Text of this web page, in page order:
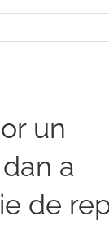
un
a
de